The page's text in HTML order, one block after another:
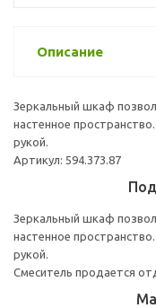
Описание
Зеркальный шкаф
настенное
рукой.
Артикул: 594.373.87
Зеркальный шкаф
настенное
рукой.
Смеситель продается